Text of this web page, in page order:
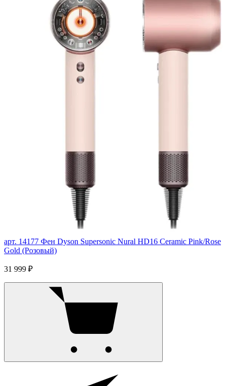
арт. 14177 Фен Dyson Supersonic Nural HD16 Ceramic Pink/Rose
Gold (Розовый)
31 999 ₽